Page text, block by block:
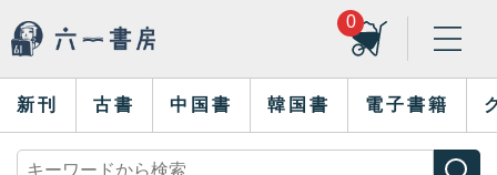
0
新刊 古書 中国書 韓国書 電子書籍